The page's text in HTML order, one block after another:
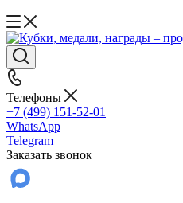
Телефоны
+7 (499) 151-52-01
WhatsApp
Telegram
Заказать звонок